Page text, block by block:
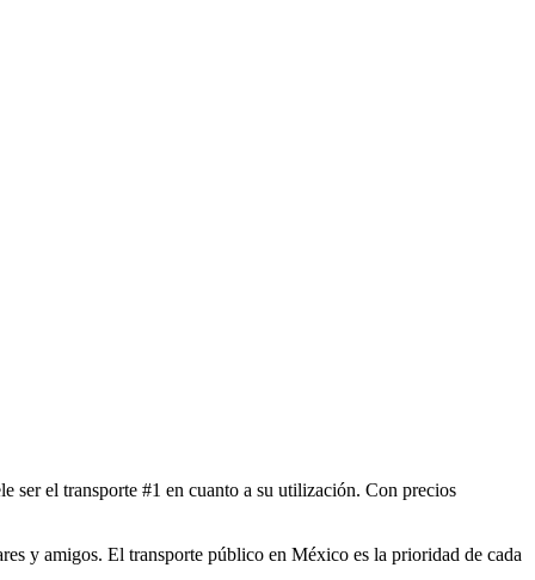
ser el transporte #1 en cuanto a su utilización. Con precios
y amigos. El transporte público en México es la prioridad de cada